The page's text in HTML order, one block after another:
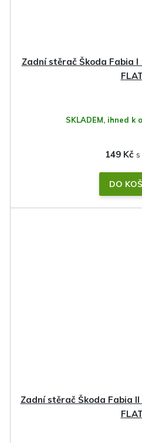
Zadní stěrač Škoda Fabia I
SKLADEM, ihned k
149 Kč
DO
Zadní stěrač Škoda Fabia